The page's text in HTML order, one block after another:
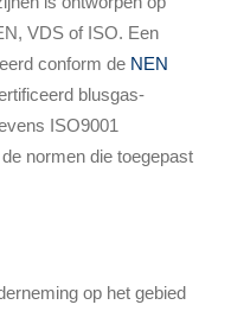
VDS of ISO. Een
conform de NEN
blusgas-
ISO9001
normen die toegepast
op het gebied